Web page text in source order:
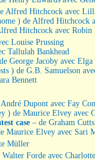
Alfred Hitchcock avec
) de Alfred Hitchcock
Hitchcock avec
Louise Prussing
Tallulah Bankhead
George Jacoby avec
) de G.B. Samuelson
Bennett
Dupont avec Fay
) de Maurice Elvey avec
case – de Graham
Maurice Elvey avec Sari
Müller
Walter Forde avec